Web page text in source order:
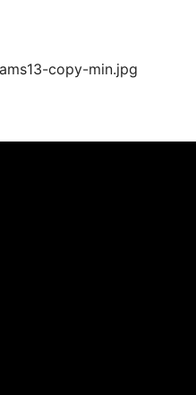
copy-min.jpg